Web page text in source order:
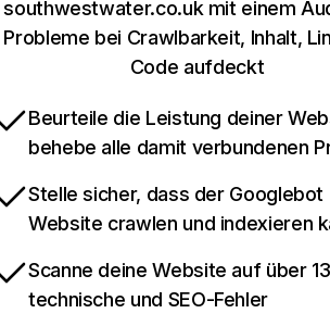
southwestwater.co.uk mit einem
Probleme bei Crawlbarkeit, Inhalt,
Code aufdeckt
Beurteile die Leistung deiner
behebe alle damit verbundenen
Stelle sicher, dass der Googlebot
Website crawlen und indexieren
Scanne deine Website auf über
technische und SEO-Fehler